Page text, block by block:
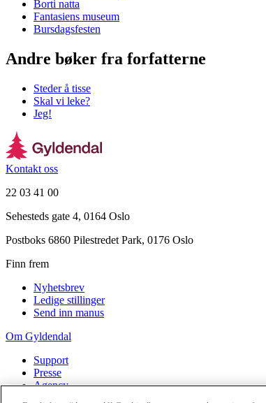
Borti natta
Fantasiens museum
Bursdagsfesten
Andre bøker fra forfatterne
Steder å tisse
Skal vi leke?
Jeg!
Kontakt oss
22 03 41 00
Sehesteds gate 4, 0164 Oslo
Postboks 6860 Pilestredet Park, 0176 Oslo
Finn frem
Nyhetsbrev
Ledige stillinger
Send inn manus
Om Gyldendal
Support
Presse
Agency